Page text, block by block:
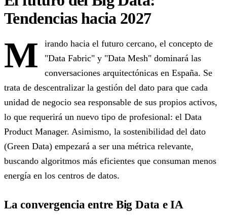
Tendencias hacia 2027
M
irando hacia el futuro cercano, el concepto de
"Data Fabric" y "Data Mesh" dominará las
conversaciones arquitectónicas en España. Se
trata de descentralizar la gestión del dato para que cada
unidad de negocio sea responsable de sus propios activos,
lo que requerirá un nuevo tipo de profesional: el Data
Product Manager. Asimismo, la sostenibilidad del dato
(Green Data) empezará a ser una métrica relevante,
buscando algoritmos más eficientes que consuman menos
energía en los centros de datos.
La convergencia entre Big Data e IA